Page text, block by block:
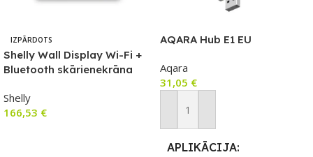
IZPĀRDOTS
Shelly Wall Display Wi-Fi +
Bluetooth skārienekrāna
panelis
Shelly
166,53 €
AQARA Hub E1 EU
Aqara
31,05 €
Pievienot Grozam
APLIKĀCIJA